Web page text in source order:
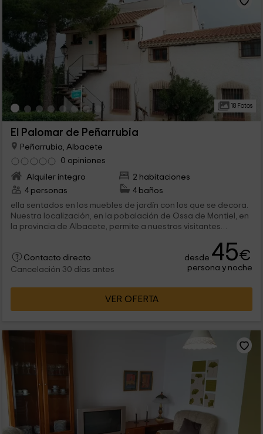
18 Fotos
El Palomar de Peñarrubia
Peñarrubia, Albacete
0 opiniones
Alquiler íntegro
2 habitaciones
4 personas
4 baños
ella sentados en los muebles de jardín con los que se decora.
Nuestra localización, en la pobalación de Ossa de Montiel, en
la provincia de Albacete, permite a nuestros visitantes
Contacto directo
Cancelación 30 días antes
desde 45€
persona y noche
VER OFERTA